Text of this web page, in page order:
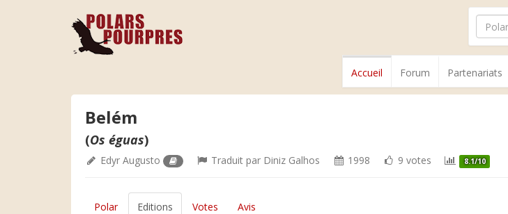
Accueil Forum Partenariats
Belém
(Os éguas)
Edyr Augusto Traduit par Diniz Galhos 1998 9 votes 8.1/10
Polar Editions Votes Avis